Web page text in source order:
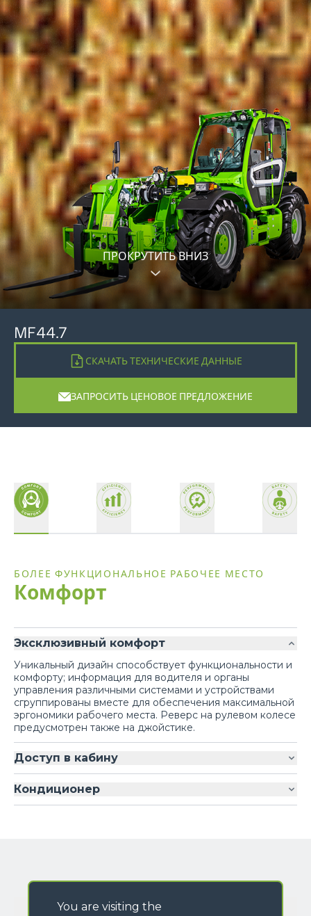
ПРОКРУТИТЬ ВНИЗ
MF44.7
СКАЧАТЬ ТЕХНИЧЕСКИЕ ДАННЫЕ
ЗАПРОСИТЬ ЦЕНОВОЕ ПРЕДЛОЖЕНИЕ
ГАЛЕРЕЯ ИЗОБРАЖЕНИЙ
БОЛЕЕ ФУНКЦИОНАЛЬНОЕ РАБОЧЕЕ МЕСТО
Комфорт
Эксклюзивный комфорт
Уникальный дизайн способствует функциональности и
комфорту; информация для водителя и органы
управления различными системами и устройствами
сгруппированы вместе для обеспечения максимальной
эргономики рабочего места. Реверс на рулевом колесе
предусмотрен также на джойстике.
Доступ в кабину
Кондиционер
You are visiting the